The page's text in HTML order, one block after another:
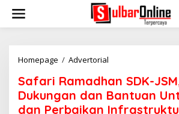
i
Homepage / Advertorial
f
a
r
Safari Ramadhan SDK-
Dukungan dan Bantuan
dan Perbaikan